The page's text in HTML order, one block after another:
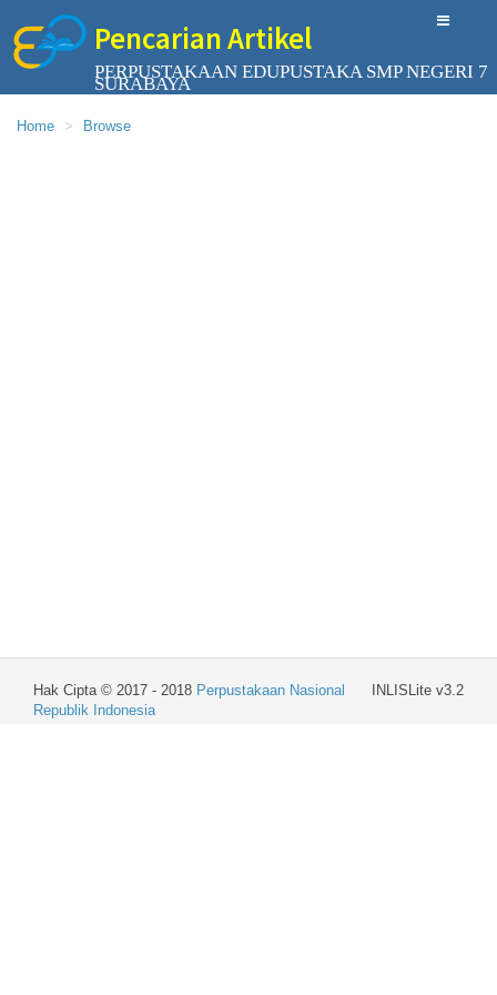
Pencarian Artikel
PERPUSTAKAAN EDUPUSTAKA SMP NEGERI 7
SURABAYA
Home Browse
INLISLite v3.2
Hak Cipta © 2017 - 2018 Perpustakaan Nasional
Republik Indonesia